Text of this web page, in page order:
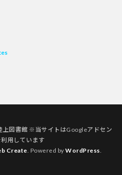
図書館 ※当サイトはGoogleアドセン
用しています
Create. Powered byWordPress.